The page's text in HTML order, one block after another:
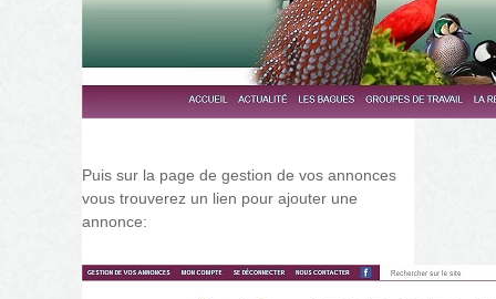
Puis sur la page de gestion de vos annonces
vous trouverez un lien pour ajouter une
annonce:
gestion_de_vos_annonces.jpg